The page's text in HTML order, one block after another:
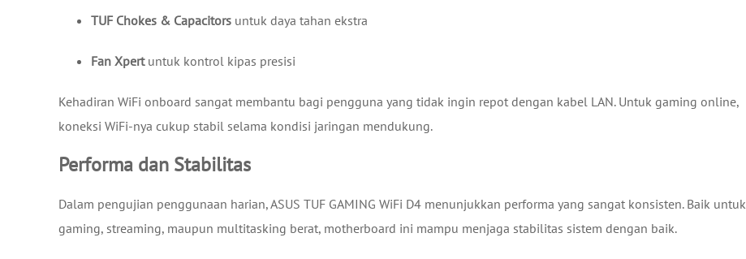
TUF Chokes & Capacitors untuk daya tahan ekstra
Fan Xpertuntuk kontrol kipas presisi
Kehadiran WiFi onboard sangat membantu bagi pengguna yang tidak ingin repot dengan kabel LAN. Untuk gaming online,
koneksi WiFi-nya cukup stabil selama kondisi jaringan mendukung.
Performa dan Stabilitas
Dalam pengujian penggunaan harian, ASUS TUF GAMING WiFi D4 menunjukkan performa yang sangat konsisten. Baik untuk
gaming, streaming, maupun multitasking berat, motherboard ini mampu menjaga stabilitas sistem dengan baik.